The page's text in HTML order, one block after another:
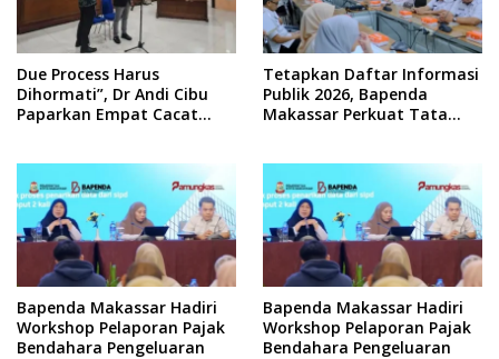
Due Process Harus
Dihormati”, Dr Andi Cibu
Paparkan Empat Cacat
Tetapkan Daftar Informasi
Publik 2026, Bapenda
Makassar Perkuat Tata
Bapenda Makassar Hadiri
Workshop Pelaporan Pajak
Bendahara Pengeluaran
Bapenda Makassar Hadiri
Workshop Pelaporan Pajak
Bendahara Pengeluaran